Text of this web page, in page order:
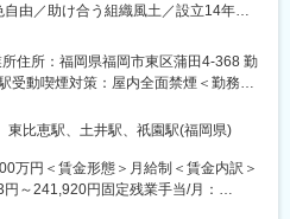
常に新しい技術や商品を提供してきま
社機能を併せ持つ会社として、国内・
。
社員全員が全力で取り組んでいます。
外や休日休暇等、働きやすい環境の
由／助け合う組織風土／設立14年目
ために営業事務業務を中心にお任せ
の習得や既存先への営業にもチャレ
住所：福岡県福岡市東区蒲田4-368 勤
受動喫煙対策：屋内全面禁煙＜勤務地
岡県福岡市博多区博多駅東3丁目1-26
号室勤務地最寄駅：各線／博多駅受
東比恵駅、土井駅、祇園駅(福岡県)
万円＜賃金形態＞月給制＜賃金内訳＞
～241,920円固定残業手当/月：